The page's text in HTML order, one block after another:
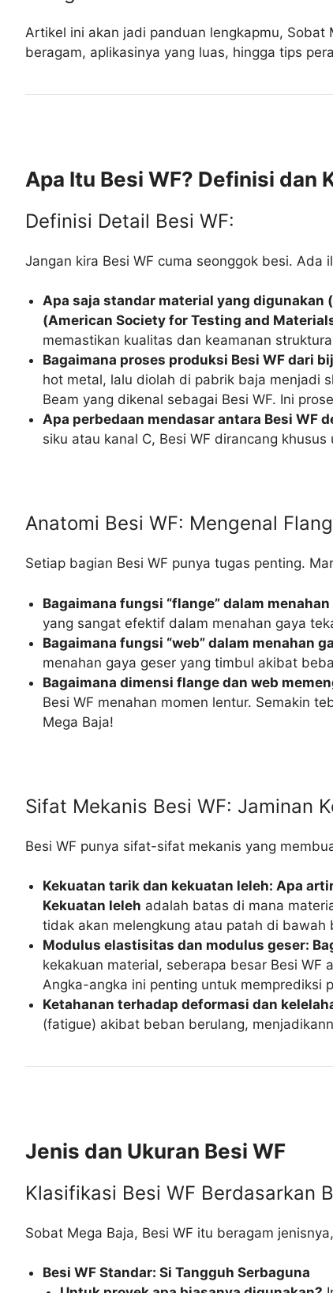
Artikel ini akan jadi panduan lengkapmu,
beragam, aplikasinya yang luas, hingga tips
Apa Itu Besi WF? Definisi dan
Definisi Detail Besi WF:
Jangan kira Besi WF cuma seonggok besi. Ada
Apa saja standar material yang digunakan
(American Society for Testing and
memastikan kualitas dan keamanan
Bagaimana proses produksi Besi WF dari
hot metal, lalu diolah di pabrik baja menjadi
Beam yang dikenal sebagai Besi WF. Ini
Apa perbedaan mendasar antara Besi WF
siku atau kanal C, Besi WF dirancang
Anatomi Besi WF: Mengenal
Setiap bagian Besi WF punya tugas penting.
Bagaimana fungsi “flange” dalam
yang sangat efektif dalam menahan gaya
Bagaimana fungsi “web” dalam menahan
menahan gaya geser yang timbul akibat
Bagaimana dimensi flange dan web
Besi WF menahan momen lentur. Semakin
Mega Baja!
Sifat Mekanis Besi WF: Jaminan
Besi WF punya sifat-sifat mekanis yang
Kekuatan tarik dan kekuatan leleh: Apa
Kekuatan leleh adalah batas di mana
tidak akan melengkung atau patah di bawah
Modulus elastisitas dan modulus geser:
kekakuan material, seberapa besar Besi WF
Angka-angka ini penting untuk memprediksi
Ketahanan terhadap deformasi dan
(fatigue) akibat beban berulang,
Jenis dan Ukuran Besi WF
Klasifikasi Besi WF Berdasarkan
Sobat Mega Baja, Besi WF itu beragam
Besi WF Standar: Si Tangguh Serbaguna